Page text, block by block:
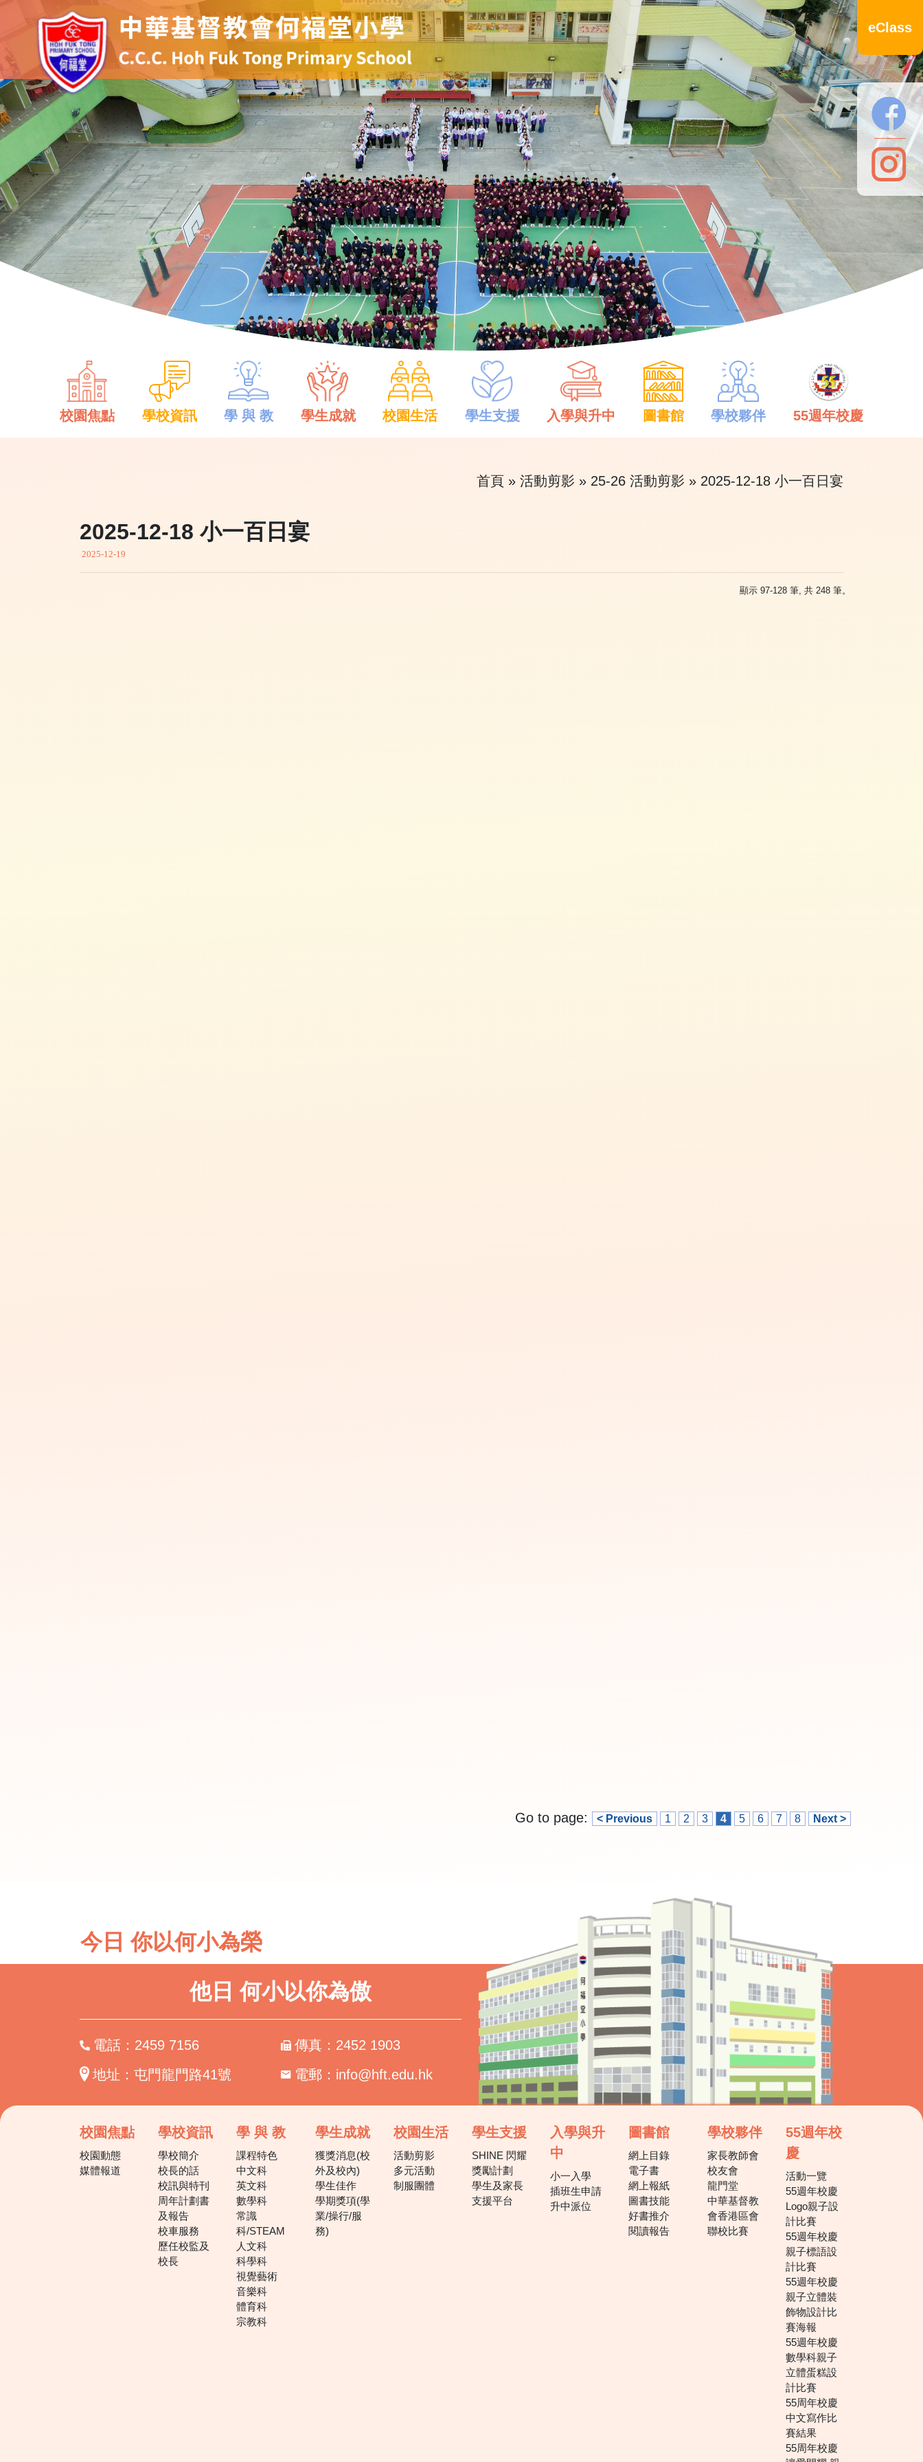
eClass
校園焦點 學校資訊 學 與 教 學生成就 校園生活 學生支援 入學與升中 圖書館 學校夥伴 55週年校慶
首頁 »活動剪影 » 25-26 活動剪影 » 2025-12-18 小一百日宴
2025-12-18 小一百日宴
2025-12-19
顯示 97-128 筆, 共 248 筆。
Go to page: < Previous 1 2 3 4 5 6 7 8 Next >
今日 你以何小為榮
他日 何小以你為傲
電話：2459 7156
傳真：2452 1903
地址：屯門龍門路41號
電郵： info@hft.edu.hk
校園焦點
校園動態
媒體報道
學校資訊
學校簡介
校長的話
校訊與特刊
周年計劃書
及報告
校車服務
歷任校監及
校長
學 與 教
課程特色
中文科
英文科
數學科
常識
科/STEAM
人文科
科學科
視覺藝術
音樂科
體育科
宗教科
學生成就
獲獎消息(校
外及校內)
學生佳作
學期獎項(學
業/操行/服
務)
校園生活
活動剪影
多元活動
制服團體
學生支援
SHINE 閃耀
獎勵計劃
學生及家長
支援平台
入學與升
中
小一入學
插班生申請
升中派位
圖書館
網上目錄
電子書
網上報紙
圖書技能
好書推介
閱讀報告
學校夥伴
家長教師會
校友會
龍門堂
中華基督教
會香港區會
聯校比賽
55週年校
慶
活動一覽
55週年校慶
Logo親子設
計比賽
55週年校慶
親子標語設
計比賽
55週年校慶
親子立體裝
飾物設計比
賽海報
55週年校慶
數學科親子
立體蛋糕設
計比賽
55周年校慶
中文寫作比
賽結果
55周年校慶